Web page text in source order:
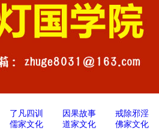
了凡四训 因果故事 戒除邪淫
儒家文化 道家文化 佛家文化